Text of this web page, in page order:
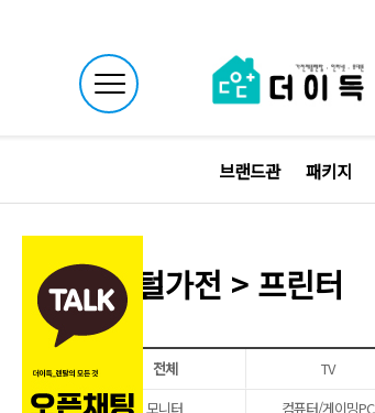
브랜드관 패키지
디지털가전 > 프린터
전체 TV
모니터
컴퓨터/게이밍PC